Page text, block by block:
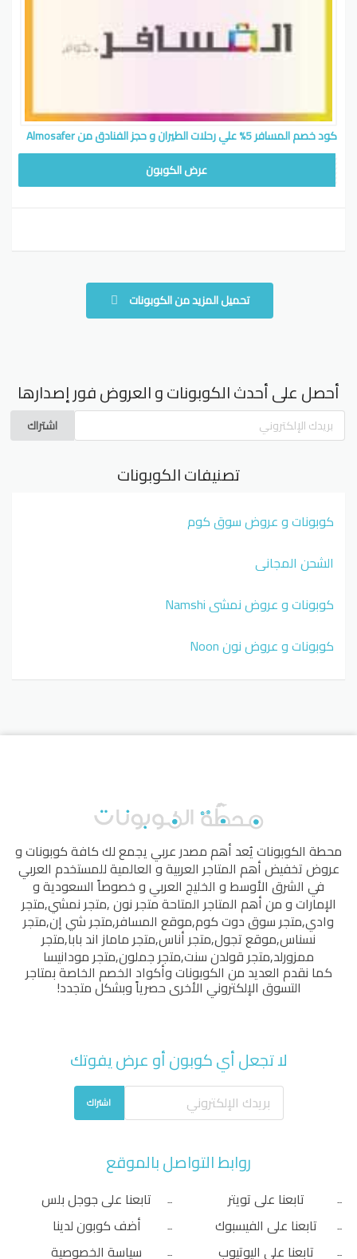
كود خصم المسافر 5% علي رحلات الطيران و حجز الفنادق من Almosafer
عرض الكوبون
تحميل المزيد من الكوبونات
أحصل على أحدث الكوبونات و العروض فور إصدارها
اشتراك
تصنيفات الكوبونات
كوبونات و عروض سوق كوم
الشحن المجاني
كوبونات و عروض نمشي Namshi
كوبونات و عروض نون Noon
محطة الكوبوناتيُعد أهم مصدر عربي يجمع لك كافة كوبونات و
عروض تخفيض أهم المتاجر العربية و العالمية للمستخدم العربي
في الشرق الأوسط و الخليج العربي و خصوصاً السعودية و
الإمارات و من أهم المتاجر المتاحةمتجر نون,متجر نمشي,متجر
وادي,متجر سوق دوت كوم,موقع المسافر,متجر شي إن,متجر
نسناس,موقع تجول,متجر أناس,متجر ماماز اند بابا,متجر
ممزورلد,متجر قولدن سنت,متجر جملون,متجر مودانيسا
كما نقدم العديد من الكوبونات وأكواد الخصم الخاصة بمتاجر
التسوق الإلكتروني الأخرى حصرياً وبشكل متجدد!
لا تجعل أي كوبون أو عرض يفوتك
اشتراك
روابط التواصل بالموقع
تابعنا على تويتر
تابعنا على الفيسبوك
تابعنا على اليوتيوب
تابعنا على جوجل بلس
أضف كوبون لدينا
سياسة الخصوصية